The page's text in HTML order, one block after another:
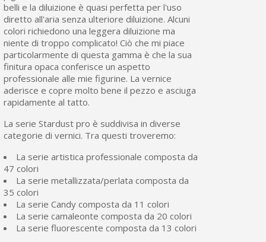
belli e la diluizione è quasi perfetta per l'uso
diretto all'aria senza ulteriore diluizione. Alcuni
colori richiedono una leggera diluizione ma
niente di troppo complicato! Ciò che mi piace
particolarmente di questa gamma è che la sua
finitura opaca conferisce un aspetto
professionale alle mie figurine. La vernice
aderisce e copre molto bene il pezzo e asciuga
rapidamente al tatto.
La serie Stardust pro è suddivisa in diverse
categorie di vernici. Tra questi troveremo:
La serie artistica professionale composta da
47 colori
La serie metallizzata/perlata composta da
35 colori
La serie Candy composta da 11 colori
La serie camaleonte composta da 20 colori
La serie fluorescente composta da 13 colori